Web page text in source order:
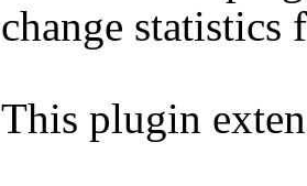
change
This plugin